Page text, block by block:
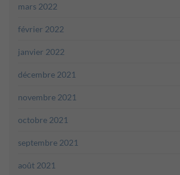
mars 2022
février 2022
janvier 2022
décembre 2021
novembre 2021
octobre 2021
septembre 2021
août 2021